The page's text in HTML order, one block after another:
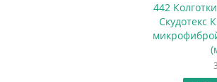
442
Скудотекс